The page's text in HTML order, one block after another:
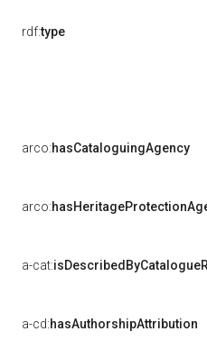
rdf:type
arco:hasCataloguingAgency
arco:
a-cat:
a-cd:hasAuthorshipAttribution